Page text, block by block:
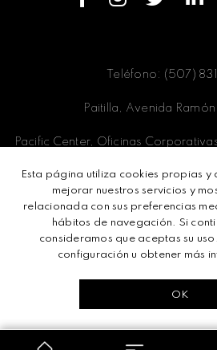
Teléfono: (507)
Paitilla, Avenida
Pacific Center, Oficinas
Panamá, Ciudad de
Términos y
Esta página utiliza cookies propias y
mejorar nuestros servicios y
relacionada con sus preferencias
hábitos de navegación. Si
consideramos que aceptas su
configuración u obtener más
OK